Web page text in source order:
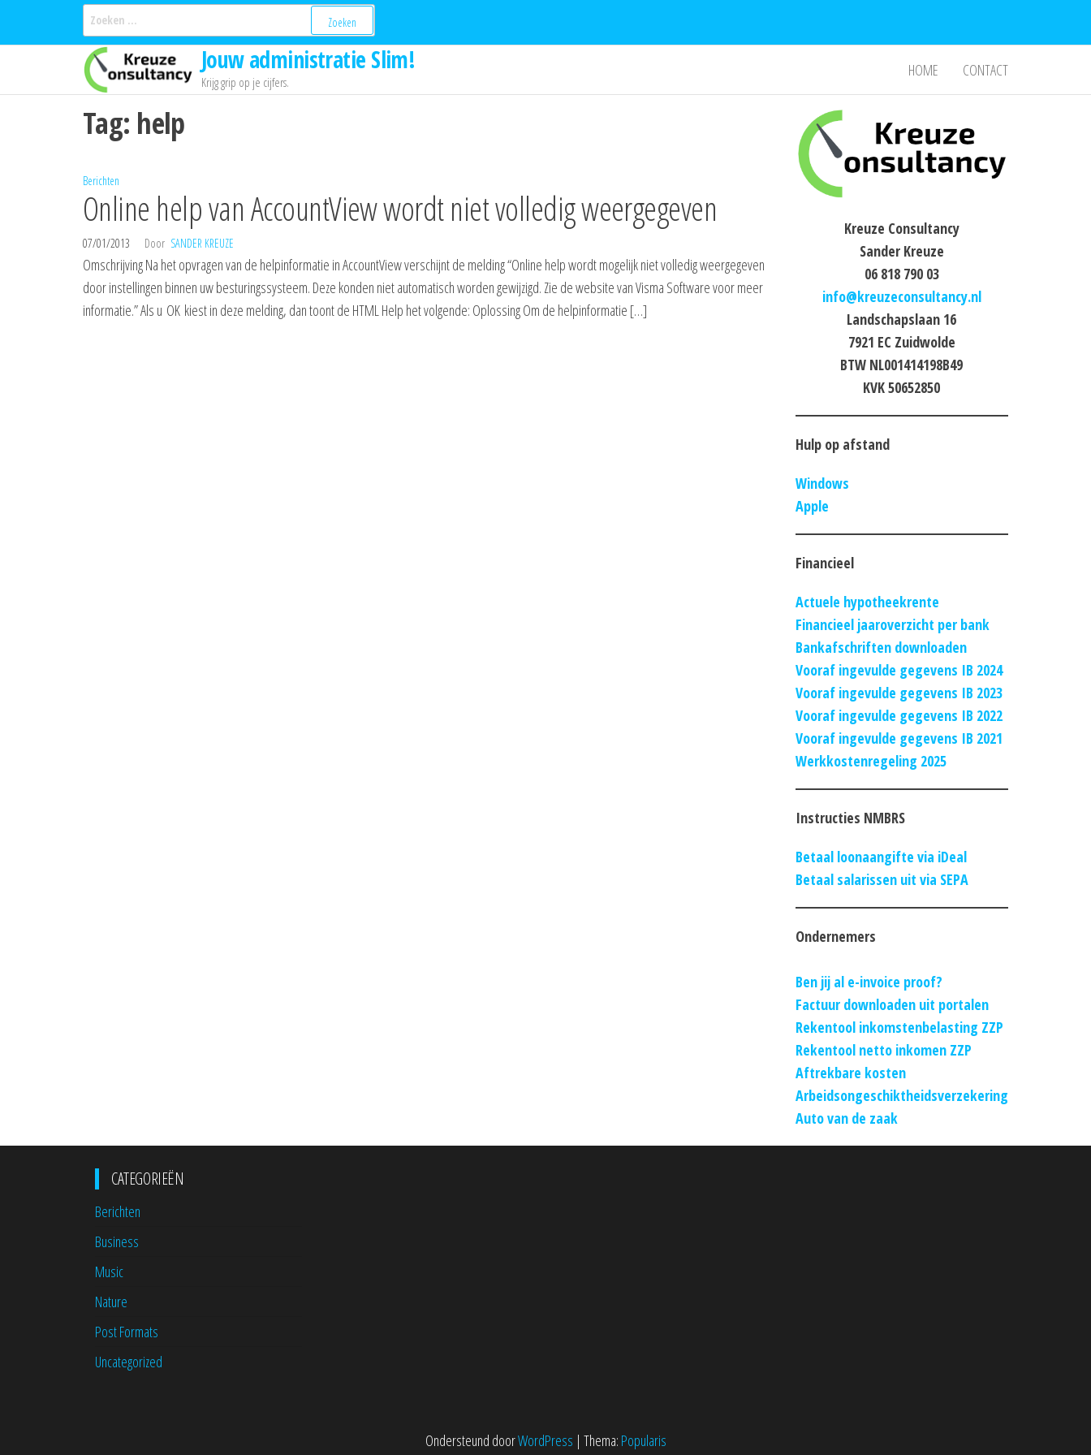
Zoeken
naar:
Jouw administratie Slim!
Krijg grip op je cijfers.
HOME CONTACT
Tag: help
Berichten
Online help van AccountView wordt niet volledig weergegeven
07/01/2013 Door SANDER KREUZE
Omschrijving Na het opvragen van de helpinformatie in AccountView verschijnt de melding “Online help wordt mogelijk niet volledig weergegeven
door instellingen binnen uw besturingssysteem. Deze konden niet automatisch worden gewijzigd. Zie de website van Visma Software voor meer
informatie.” Als u OK kiest in deze melding, dan toont de HTML Help het volgende: Oplossing Om de helpinformatie […]
Kreuze Consultancy
Sander Kreuze
06 818 790 03
info@kreuzeconsultancy.nl
Landschapslaan 16
7921 EC Zuidwolde
BTW NL001414198B49
KVK 50652850
Hulp op afstand
Windows
Apple
Financieel
Actuele hypotheekrente
Financieel jaaroverzicht per bank
Bankafschriften downloaden
Vooraf ingevulde gegevens IB 2024
Vooraf ingevulde gegevens IB 2023
Vooraf ingevulde gegevens IB 2022
Vooraf ingevulde gegevens IB 2021
Werkkostenregeling 2025
Instructies NMBRS
Betaal loonaangifte via iDeal
Betaal salarissen uit via SEPA
Ondernemers
Ben jij al e-invoice proof?
Factuur downloaden uit portalen
Rekentool inkomstenbelasting ZZP
Rekentool netto inkomen ZZP
Aftrekbare kosten
Arbeidsongeschiktheidsverzekering
Auto van de zaak
CATEGORIEËN
Berichten
Business
Music
Nature
Post Formats
Uncategorized
Ondersteund doorWordPress | Thema: Popularis